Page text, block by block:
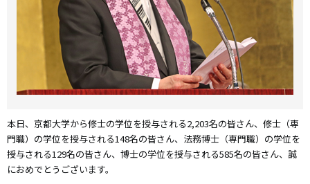
本日、京都大学から修士の学位を授与される2,203名の皆さん、修士（専
門職）の学位を授与される148名の皆さん、法務博士（専門職）の学位を
授与される129名の皆さん、博士の学位を授与される585名の皆さん、誠
におめでとうございます。